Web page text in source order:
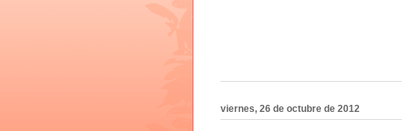
viernes, 26 de octubre de 2012